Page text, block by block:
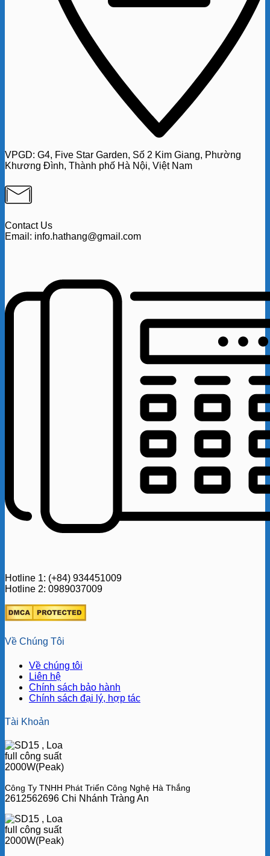
VPGD: G4, Five Star Garden, Số 2 Kim Giang, Phường
Khương Đình, Thành phố Hà Nội, Việt Nam
Contact Us
Email: info.hathang@gmail.com
Hotline 1: (+84) 934451009
Hotline 2: 0989037009
Về Chúng Tôi
Về chúng tôi
Liên hệ
Chính sách bảo hành
Chính sách đại lý, hợp tác
Tài Khoản
Công Ty TNHH Phát Triển Công Nghệ Hà Thắng
2612562696 Chi Nhánh Tràng An